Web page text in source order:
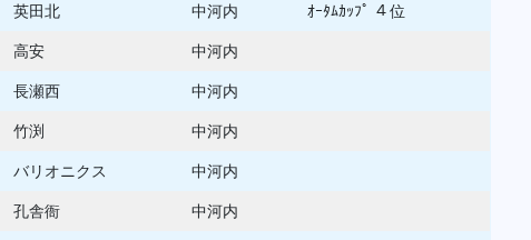
英田北 中河内 ｵｰﾀﾑｶｯﾌﾟ ４位
高安 中河内
長瀬西 中河内
竹渕 中河内
バリオニクス 中河内
孔舎衙 中河内